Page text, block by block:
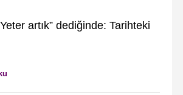
artık” dediğinde: Tarihteki